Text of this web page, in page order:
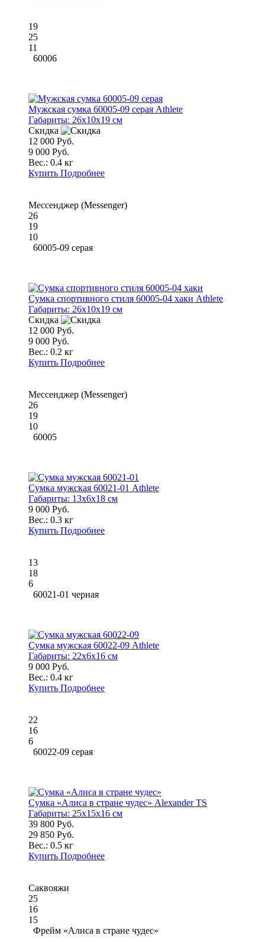
19
25
11
60006
Мужская сумка 60005-09 серая Athlete
Габариты: 26x10x19 см
Скидка
12 000 Руб.
9 000 Руб.
Вес.: 0.4 кг
Купить Подробнее
Мессенджер (Messenger)
26
19
10
60005-09 серая
Сумка спортивного стиля 60005-04 хаки Athlete
Габариты: 26x10x19 см
Скидка
12 000 Руб.
9 000 Руб.
Вес.: 0.2 кг
Купить Подробнее
Мессенджер (Messenger)
26
19
10
60005
Сумка мужская 60021-01 Athlete
Габариты: 13x6x18 см
9 000 Руб.
Вес.: 0.3 кг
Купить Подробнее
13
18
6
60021-01 черная
Сумка мужская 60022-09 Athlete
Габариты: 22x6x16 см
9 000 Руб.
Вес.: 0.4 кг
Купить Подробнее
22
16
6
60022-09 серая
Сумка «Алиса в стране чудес» Alexander TS
Габариты: 25x15x16 см
39 800 Руб.
29 850 Руб.
Вес.: 0.5 кг
Купить Подробнее
Саквояжи
25
16
15
Фрейм «Алиса в стране чудес»